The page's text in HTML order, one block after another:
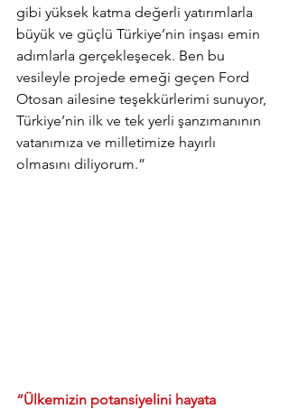
gibi yüksek katma değerli yatırımlarla
büyük ve güçlü Türkiye’nin inşası emin
adımlarla gerçekleşecek. Ben bu
vesileyle projede emeği geçen Ford
Otosan ailesine teşekkürlerimi sunuyor,
Türkiye’nin ilk ve tek yerli şanzımanının
vatanımıza ve milletimize hayırlı
olmasını diliyorum.”
“Ülkemizin potansiyelini hayata